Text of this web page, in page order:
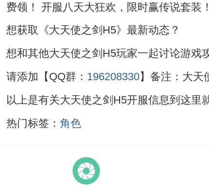
费领！ 开服八天大狂欢，限时赢传说套装
想获取《大天使之剑H5》最新动态？
想和其他大天使之剑H5玩家一起讨论游戏
请添加【QQ群： 196208330】备注：大天
以上是有关大天使之剑H5开服信息到这里
热门标签： 角色